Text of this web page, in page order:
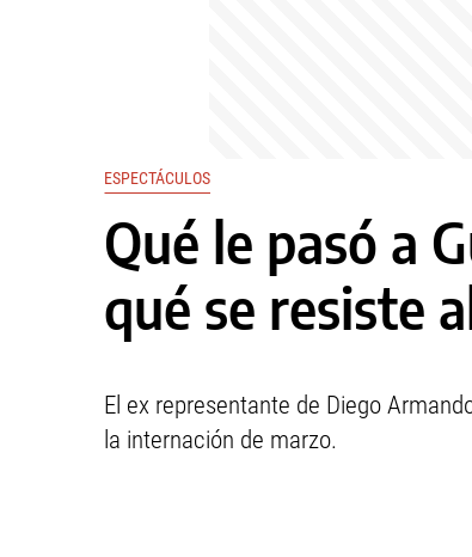
ESPECTÁCULOS
Qué le pasó a
qué se resiste
El ex representante de Diego
la internación de marzo.